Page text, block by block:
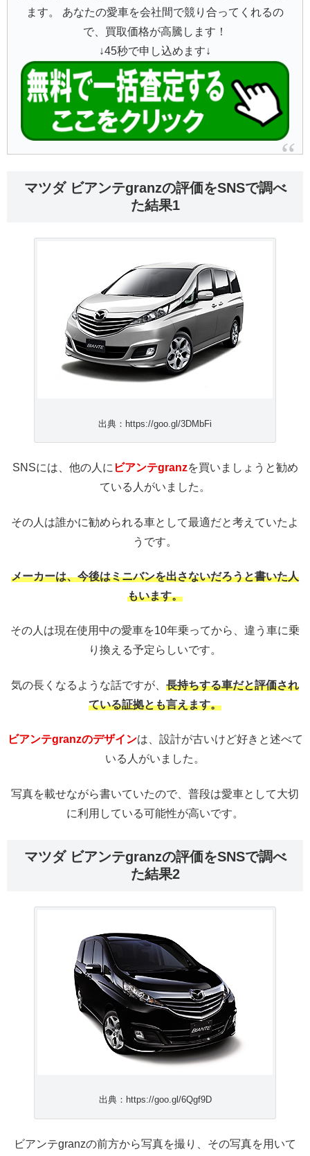
ます。 あなたの愛車を会社間で競り合ってくれるの
で、買取価格が高騰します！
↓45秒で申し込めます↓
マツダ ビアンテgranzの評価をSNSで調べ
た結果1
出典：https://goo.gl/3DMbFi
SNSには、他の人に ビアンテgranzを買いましょうと勧め
ている人がいました。
その人は誰かに勧められる車として最適だと考えていたよ
うです。
メーカーは、今後はミニバンを出さないだろうと書いた人
もいます。
その人は現在使用中の愛車を10年乗ってから、違う車に乗
り換える予定らしいです。
気の長くなるような話ですが、 長持ちする車だと評価され
ている証拠とも言えます。
ビアンテgranzのデザインは、設計が古いけど好きと述べて
いる人がいました。
写真を載せながら書いていたので、普段は愛車として大切
に利用している可能性が高いです。
マツダ ビアンテgranzの評価をSNSで調べ
た結果2
出典：https://goo.gl/6Qgf9D
ビアンテgranzの前方から写真を撮り、その写真を用いて